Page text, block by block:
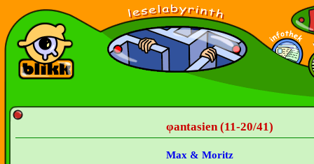
φantasien (11-20/41)
Max & Moritz